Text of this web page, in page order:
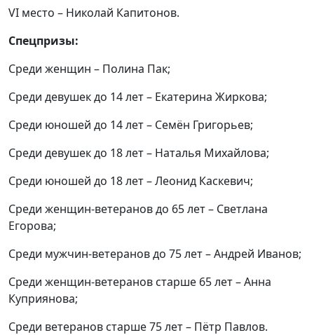
VI место – Николай Капитонов.
Спецпризы:
Среди женщин – Полина Пак;
Среди девушек до 14 лет – Екатерина Жиркова;
Среди юношей до 14 лет – Семён Григорьев;
Среди девушек до 18 лет – Наталья Михайлова;
Среди юношей до 18 лет – Леонид Каскевич;
Среди женщин-ветеранов до 65 лет – Светлана
Егорова;
Среди мужчин-ветеранов до 75 лет – Андрей Иванов;
Среди женщин-ветеранов старше 65 лет – Анна
Куприянова;
Среди ветеранов старше 75 лет – Пётр Павлов.